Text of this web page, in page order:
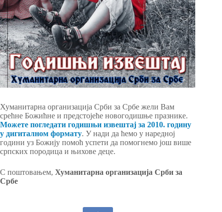
Хуманитарна организација Срби за Србе жели Вам
срећне Божићне и предстојеће новогодишње празнике.
Mожете погледати годишњи извештај за 2010. годину
у дигиталном формату. У нади да ћемо у наредној
години уз Божију помоћ успети да помогнемо још више
српских породица и њихове деце.
С поштовањем, Хуманитарна организација Срби за
Србе